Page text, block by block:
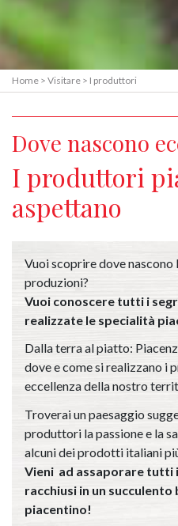
Home > Visitare > I produttori
Dove nascono
I produttori
aspettano
Vuoi scoprire dove nascono
produzioni?
Vuoi conoscere tutti i
realizzate le specialità
Dalla terra al piatto:
dove e come si realizzano i
eccellenza della nostro
Troverai un paesaggio
produttori la passione e la
alcuni dei prodotti italiani
Vieni ad assaporare tutti
racchiusi in un
piacentino!